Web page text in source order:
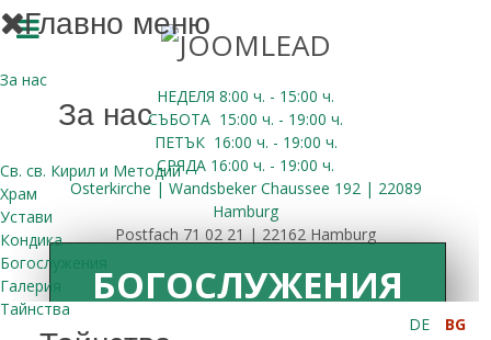
НЕДЕЛЯ 8:00 ч. - 15:00 ч.
СЪБОТА 15:00 ч. - 19:00 ч.
ПЕТЪК 16:00 ч. - 19:00 ч.
СРЯДА 16:00 ч. - 19:00 ч.
Osterkirche | Wandsbeker Chaussee 192 | 22089
Hamburg
Postfach 71 02 21 | 22162 Hamburg
Главно меню
За нас
За нас
Св. св. Кирил и Методий
Храм
Устави
Кондика
Богослужения
Галерия
Тайнства
DE BG
БОГОСЛУЖЕНИЯ